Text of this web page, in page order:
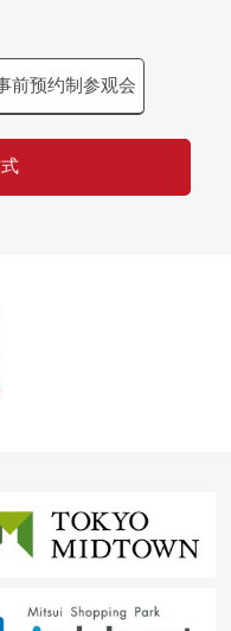
中间部分汇集支持住棟
的墙构造
室
，小孩游戏室，派对房
其他
前预约制参观会